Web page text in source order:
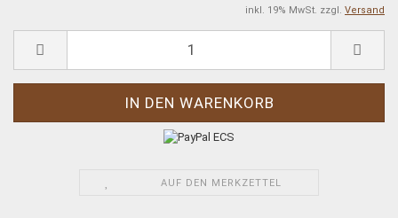
inkl. 19% MwSt. zzgl. Versand
AUF DEN MERKZETTEL